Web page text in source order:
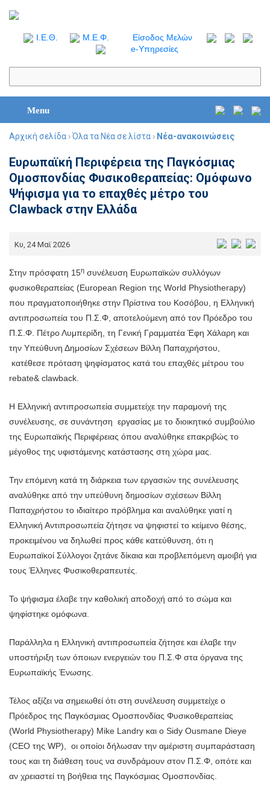
I.Ε.Θ. Μ.Ε.Φ.
Είσοδος Μελών
e-Υπηρεσίες
Menu
Αρχική σελίδα ›Όλα τα Νέα σε λίστα › Νέα-ανακοινώσεις
Ευρωπαϊκή Περιφέρεια της Παγκόσμιας
Ομοσπονδίας Φυσικοθεραπείας: Ομόφωνο
Ψήφισμα για το επαχθές μέτρο του
Clawback στην Ελλάδα
Κυ, 24 Μαϊ 2026
Στην πρόσφατη 15η συνέλευση Ευρωπαϊκών συλλόγων
φυσικοθεραπείας (European Region της World Physiotherapy)
που πραγματοποιήθηκε στην Πρίστινα του Κοσόβου, η Ελληνική
αντιπροσωπεία του Π.Σ.Φ, αποτελούμενη από τον Πρόεδρο του
Π.Σ.Φ. Πέτρο Λυμπερίδη, τη Γενική Γραμματέα Έφη Χάλαρη και
την Υπεύθυνη Δημοσίων Σχέσεων Βίλλη Παπαχρήστου,
κατέθεσε πρόταση ψηφίσματος κατά του επαχθές μέτρου του
rebate& clawback.
Η Ελληνική αντιπροσωπεία συμμετείχε την παραμονή της
συνέλευσης, σε συνάντηση εργασίας με το διοικητικό συμβούλιο
της Ευρωπαϊκής Περιφέρειας όπου αναλύθηκε επακριβώς το
μέγοθος της υφιστάμενης κατάστασης στη χώρα μας.
Την επόμενη κατά τη διάρκεια των εργασιών της συνέλευσης
αναλύθηκε από την υπεύθυνη δημοσίων σχέσεων Βίλλη
Παπαχρήστου το ιδιαίτερο πρόβλημα και αναλύθηκε γιατί η
Ελληνική Αντιπροσωπεία ζήτησε να ψηφιστεί το κείμενο θέσης,
προκειμένου να δηλωθεί προς κάθε κατεύθυνση, ότι η
Ευρωπαϊκοί Σύλλογοι ζητάνε δίκαια και προβλεπόμενη αμοιβή για
τους Έλληνες Φυσικοθεραπευτές.
Το ψήφισμα έλαβε την καθολική αποδοχή από το σώμα και
ψηφίστηκε ομόφωνα.
Παράλληλα η Ελληνική αντιπροσωπεία ζήτησε και έλαβε την
υποστήριξη των όποιων ενεργειών του Π.Σ.Φ στα όργανα της
Ευρωπαϊκής Ένωσης.
Τέλος αξίζει να σημειωθεί ότι στη συνέλευση συμμετείχε ο
Πρόεδρος της Παγκόσμιας Ομοσπονδίας Φυσικοθεραπείας
(World Physiotherapy) Mike Landry και ο Sidy Ousmane Dieye
(CEO της WP), οι οποίοι δήλωσαν την αμέριστη συμπαράσταση
τους και τη διάθεση τους να συνδράμουν στον Π.Σ.Φ, οπότε και
αν χρειαστεί τη βοήθεια της Παγκόσμιας Ομοσπονδίας.